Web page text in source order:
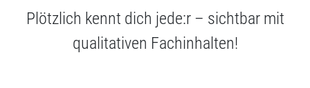
Plötzlich kennt dich jede:r – sichtbar mit
qualitativen Fachinhalten!